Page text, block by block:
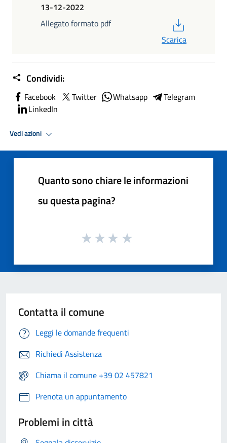
13-12-2022
Allegato formato pdf
Scarica
Condividi:
Facebook Twitter Whatsapp
Telegram
LinkedIn
Vedi azioni
Quanto sono chiare le informazioni
su questa pagina?
Contatta il comune
Leggi le domande frequenti
Richiedi Assistenza
Chiama il comune +39 02 457821
Prenota un appuntamento
Problemi in città